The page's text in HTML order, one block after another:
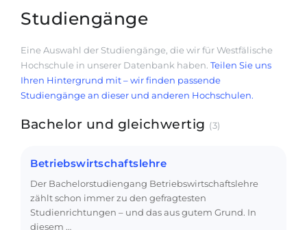
Studiengänge
Eine Auswahl der Studiengänge, die wir für Westfälische
Hochschule in unserer Datenbank haben. Teilen Sie uns
Ihren Hintergrund mit – wir finden passende
Studiengänge an dieser und anderen Hochschulen.
Bachelor und gleichwertig (3)
Betriebswirtschaftslehre
Der Bachelorstudiengang Betriebswirtschaftslehre
zählt schon immer zu den gefragtesten
Studienrichtungen – und das aus gutem Grund. In
diesem …